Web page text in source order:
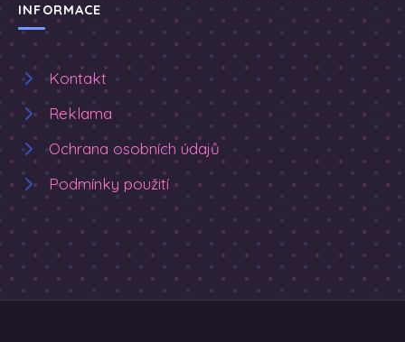
INFORMACE
Kontakt
Reklama
Ochrana osobních údajů
Podmínky použití